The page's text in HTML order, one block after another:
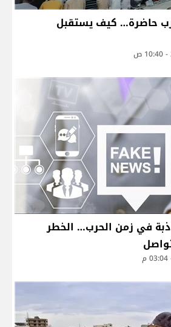
حاضرة… كيف يستقبل
في زمن الحرب… الخطر